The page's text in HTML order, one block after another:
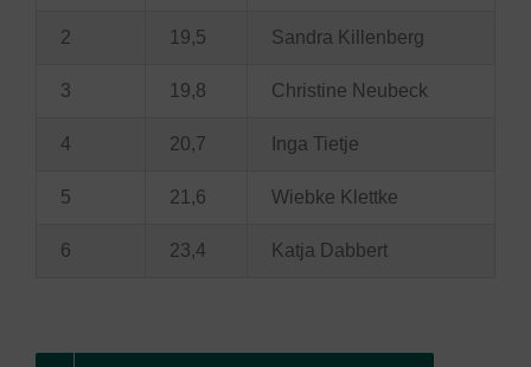
2 19,5 Sandra Killenberg
3 19,8 Christine Neubeck
4 20,7 Inga Tietje
5 21,6 Wiebke Klettke
6 23,4 Katja Dabbert